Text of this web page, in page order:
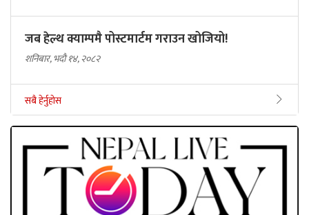
जब हेल्थ क्याम्पमै पोस्टमार्टम गराउन खोजियो!
शनिबार, भदौ १४, २०८२
सबै हेर्नुहोस